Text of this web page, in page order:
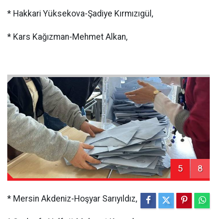
* Hakkari Yüksekova-Şadiye Kırmızıgül,
* Kars Kağızman-Mehmet Alkan,
5 8
* Mersin Akdeniz-Hoşyar Sarıyıldız,